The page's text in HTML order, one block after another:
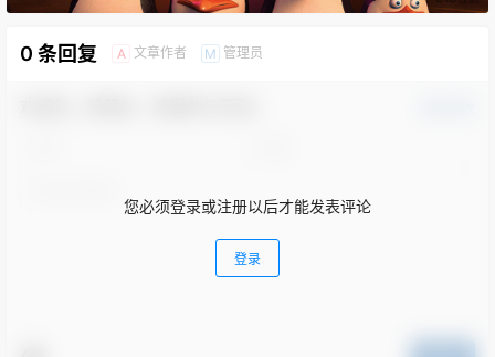
0 条回复 A 文章作者 M 管理员
您必须登录或注册以后才能发表评论
登录